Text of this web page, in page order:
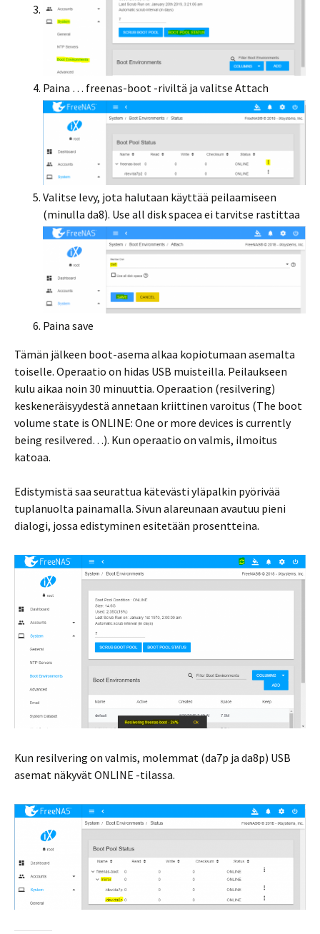
Paina … freenas-boot -riviltä ja valitse Attach
Valitse levy, jota halutaan käyttää peilaamiseen
(minulla da8). Use all disk spacea ei tarvitse rastittaa
Paina save
Tämän jälkeen boot-asema alkaa kopiotumaan asemalta
toiselle. Operaatio on hidas USB muisteilla. Peilaukseen
kulu aikaa noin 30 minuuttia. Operaation (resilvering)
keskeneräisyydestä annetaan kriittinen varoitus (The boot
volume state is ONLINE: One or more devices is currently
being resilvered…). Kun operaatio on valmis, ilmoitus
katoaa.
Edistymistä saa seurattua kätevästi yläpalkin pyörivää
tuplanuolta painamalla. Sivun alareunaan avautuu pieni
dialogi, jossa edistyminen esitetään prosentteina.
Kun resilvering on valmis, molemmat (da7p ja da8p) USB
asemat näkyvät ONLINE -tilassa.